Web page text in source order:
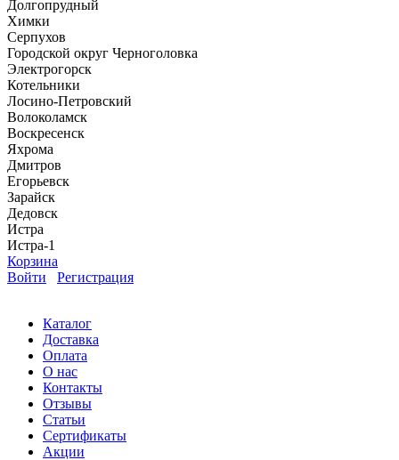
Долгопрудный
Химки
Серпухов
Городской округ Черноголовка
Электрогорск
Котельники
Лосино-Петровский
Волоколамск
Воскресенск
Яхрома
Дмитров
Егорьевск
Зарайск
Дедовск
Истра
Истра-1
Корзина
Войти
Регистрация
Каталог
Доставка
Оплата
О нас
Контакты
Отзывы
Статьи
Сертификаты
Акции